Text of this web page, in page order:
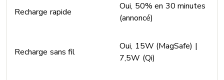
Recharge rapide
Oui, 50% en 30 minutes
(annoncé)
Recharge sans fil
Oui, 15W (MagSafe) |
7,5W (Qi)